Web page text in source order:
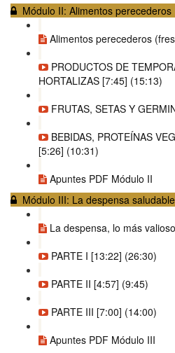
Módulo II: Alimentos perecederos
Alimentos perecederos
PRODUCTOS DE
HORTALIZAS [7:45] (15:13)
FRUTAS, SETAS Y
BEBIDAS, PROTEÍNAS
[5:26] (10:31)
Apuntes PDF Módulo II
Módulo III: La despensa saludable
La despensa, lo más
PARTE I [13:22] (26:30)
PARTE II [4:57] (9:45)
PARTE III [7:00] (14:00)
Apuntes PDF Módulo III